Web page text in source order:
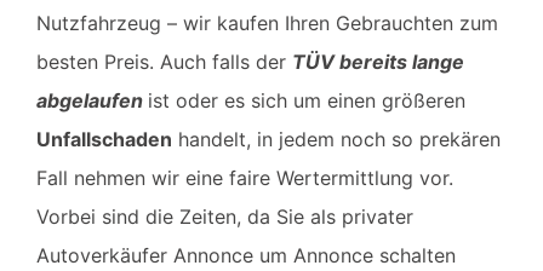
Nutzfahrzeug – wir kaufen Ihren Gebrauchten zum
besten Preis. Auch falls der TÜV bereits lange
abgelaufen ist oder es sich um einen größeren
Unfallschaden handelt, in jedem noch so prekären
Fall nehmen wir eine faire Wertermittlung vor.
Vorbei sind die Zeiten, da Sie als privater
Autoverkäufer Annonce um Annonce schalten